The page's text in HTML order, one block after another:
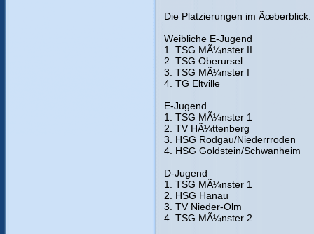
Die Platzierungen im Ãœberblick:
Weibliche E-Jugend
1. TSG MÃ¼nster II
2. TSG Oberursel
3. TSG MÃ¼nster I
4. TG Eltville
E-Jugend
1. TSG MÃ¼nster 1
2. TV HÃ¼ttenberg
3. HSG Rodgau/Niederrroden
4. HSG Goldstein/Schwanheim
D-Jugend
1. TSG MÃ¼nster 1
2. HSG Hanau
3. TV Nieder-Olm
4. TSG MÃ¼nster 2